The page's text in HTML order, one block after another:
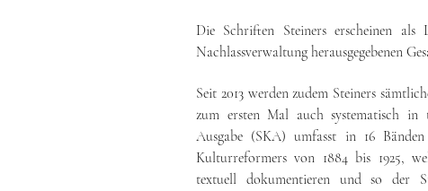
Die Schriften Steiners erscheinen
Nachlassverwaltung herausgegebenen
Seit 2013 werden zudem Steiners
zum ersten Mal auch systematisch in
Ausgabe (SKA) umfasst in 16
Kulturreformers von 1884 bis 1925,
textuell dokumentieren und so der